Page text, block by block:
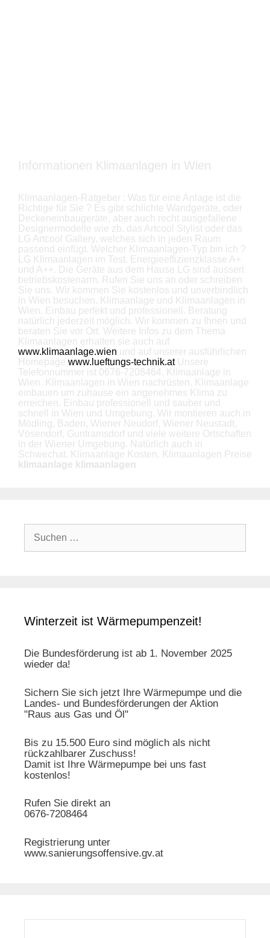
Informationen Klimaanlagen in Wien
Klimaanlagen-Ratgeber : Was für eine Anlage ist die
Richtige für Sie ? Es gibt schlichte Wandgeräte, oder
Deckeneinbaugeräte, aber auch recht ausgefallene
Designermodelle wie zb. das Artcool Stylist oder das
LG Artcool Gallery, welches sich in jeden Raum
passend einfügt. Welcher Klimaanlagen-Typ bin ich ?
LG Klimaanlagen im Test. Energieeffizienzklasse A+
und A++. Die Geräte aus dem Hause LG sind äussert
betriebskostenarm. Rufen Sie uns an oder schreiben
Sie uns. Wir kommen Sie kostenlos und unverbindlich
in Wien besuchen. Klimaanlage und Klimaanlagen in
Wien. Einbau perfekt und professionell. Beratung
natürlich jederzeit möglich. Wir kommen zu Ihnen und
beraten Sie vor Ort. Weitere Infos zu dem Thema
Klimaanlagen erhalten sie auch auf
www.klimaanlage.wien und auf unserer ausführlichen
Homepage www.lueftungs-technik.atUnsere
Telefonnummer ist 0676-7208464. Klimaanlage in
Wien. Klimaanlagen in Wien nachrüsten. Klimaanlage
einbauen um zuhause ein angenehmes Klima zu
erreichen. Einbau professionell und sauber und
schnell in Wien und Umgebung. Wir montieren auch in
Mödling, Baden, Wiener Neudorf, Wiener Neustadt,
Vösendorf, Guntramsdorf und viele weitere Ortschaften
in der Wiener Umgebung. Natürlich auch in
Schwechat. Klimaanlage Kosten. Klimaanlagen Preise
klimaanlage klimaanlagen
Suche
nach:
Winterzeit ist Wärmepumpenzeit!
Die Bundesförderung ist ab 1. November 2025
wieder da!
Sichern Sie sich jetzt Ihre Wärmepumpe und die
Landes- und Bundesförderungen der Aktion
"Raus aus Gas und Öl"
Bis zu 15.500 Euro sind möglich als nicht
rückzahlbarer Zuschuss!
Damit ist Ihre Wärmepumpe bei uns fast
kostenlos!
Rufen Sie direkt an
0676-7208464
Registrierung unter
www.sanierungsoffensive.gv.at